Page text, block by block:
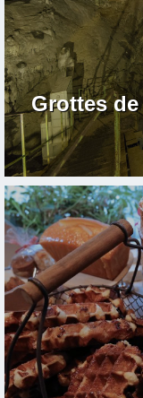
Grottes